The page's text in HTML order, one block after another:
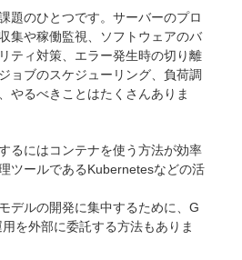
題のひとつです。サーバーのプロ
集や稼働監視、ソフトウェアのバ
ティ対策、エラー発生時の切り離
ョブのスケジューリング、負荷調
やるべきことはたくさんありま
るにはコンテナを使う方法が効率
ツールであるKubernetesなどの活
デルの開発に集中するために、G
を外部に委託する方法もありま